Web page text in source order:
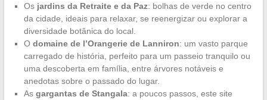
Os jardins da Retraite e da Paz: bolhas de verde no centro
da cidade, ideais para relaxar, se reenergizar ou explorar a
diversidade botânica do local.
O domaine de l’Orangerie de Lanniron: um vasto parque
carregado de história, perfeito para um passeio tranquilo ou
uma descoberta em família, entre árvores notáveis e
anedotas sobre o passado do lugar.
As gargantas de Stangala: a poucos passos, este site